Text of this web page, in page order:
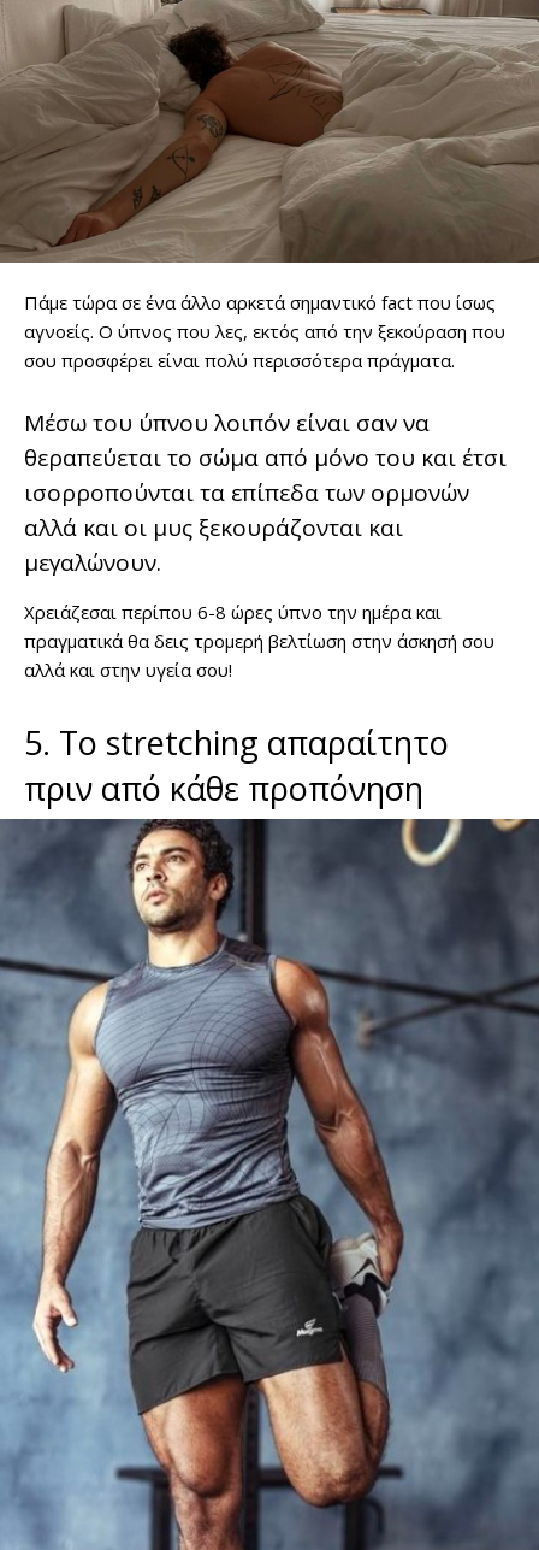
Πάμε τώρα σε ένα άλλο αρκετά σημαντικό fact που ίσως
αγνοείς. Ο ύπνος που λες, εκτός από την ξεκούραση που
σου προσφέρει είναι πολύ περισσότερα πράγματα.
Μέσω του ύπνου λοιπόν είναι σαν να
θεραπεύεται το σώμα από μόνο του και έτσι
ισορροπούνται τα επίπεδα των ορμονών
αλλά και οι μυς ξεκουράζονται και
μεγαλώνουν.
Χρειάζεσαι περίπου 6-8 ώρες ύπνο την ημέρα και
πραγματικά θα δεις τρομερή βελτίωση στην άσκησή σου
αλλά και στην υγεία σου!
5. Το stretching απαραίτητο
πριν από κάθε προπόνηση